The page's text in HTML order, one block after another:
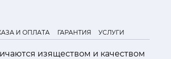
И ОПЛАТА ГАРАНТИЯ УСЛУГИ
изяществом и качеством